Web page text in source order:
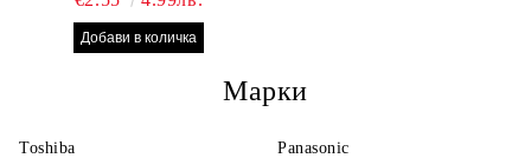
АПАРАТ
Марки
Toshiba Panasonic